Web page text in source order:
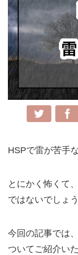
HSPで雷が苦手
とにかく怖くて
ではないでしょう
今回の記事では
ついてご紹介い